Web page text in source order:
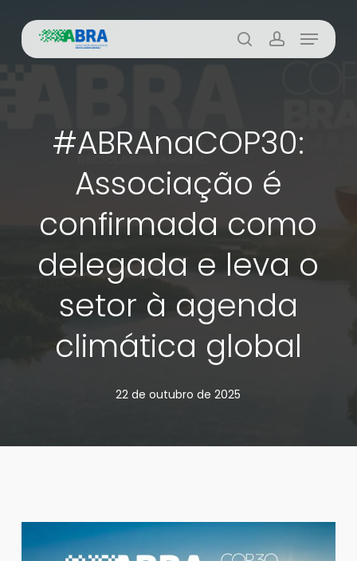
main
buscaaccount
Menu
#ABRAnaCOP30:
Associação é
confirmada como
delegada e leva o
setor à agenda
climática global
22 de outubro de 2025